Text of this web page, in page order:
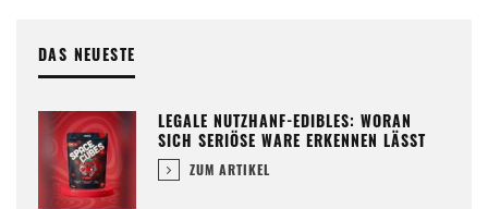
DAS NEUESTE
LEGALE NUTZHANF-EDIBLES: WORAN
SICH SERIÖSE WARE ERKENNEN LÄSST
ZUM ARTIKEL